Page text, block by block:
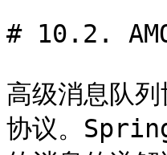
# 10.2.
高级消息队
协议。